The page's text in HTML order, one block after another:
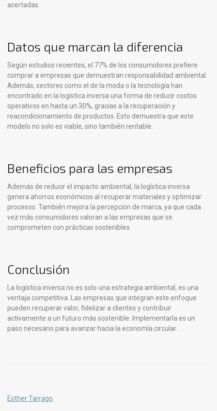
acertadas.
Datos que marcan la diferencia
Según estudios recientes, el 77% de los consumidores prefiere
comprar a empresas que demuestran responsabilidad ambiental.
Además, sectores como el de la moda o la tecnología han
encontrado en la logística inversa una forma de reducir costos
operativos en hasta un 30%, gracias a la recuperación y
reacondicionamiento de productos. Esto demuestra que este
modelo no solo es viable, sino también rentable.
Beneficios para las empresas
Además de reducir el impacto ambiental, la logística inversa
genera ahorros económicos al recuperar materiales y optimizar
procesos. También mejora la percepción de marca, ya que cada
vez más consumidores valoran a las empresas que se
comprometen con prácticas sostenibles.
Conclusión
La logística inversa no es solo una estrategia ambiental, es una
ventaja competitiva. Las empresas que integran este enfoque
pueden recuperar valor, fidelizar a clientes y contribuir
activamente a un futuro más sostenible. Implementarla es un
paso necesario para avanzar hacia la economía circular.
Esther Tarrago